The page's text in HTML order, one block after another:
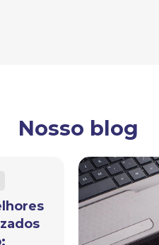
Nosso blog